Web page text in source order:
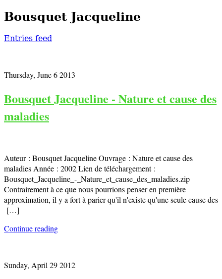
Bousquet Jacqueline
Entries feed
Thursday, June 6 2013
Bousquet Jacqueline - Nature et cause des
maladies
Auteur : Bousquet Jacqueline Ouvrage : Nature et cause des
maladies Année : 2002 Lien de téléchargement :
Bousquet_Jacqueline_-_Nature_et_cause_des_maladies.zip
Contrairement à ce que nous pourrions penser en première
approximation, il y a fort à parier qu'il n'existe qu'une seule cause des
[…]
Continue reading
Sunday, April 29 2012